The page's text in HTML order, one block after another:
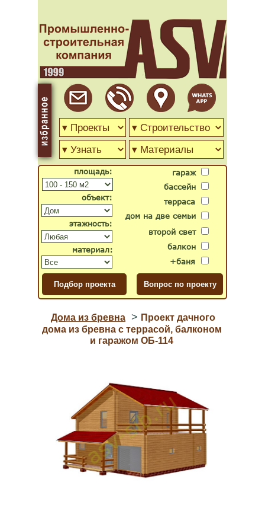
гараж
бассейн
второй свет
дом на две семьи
терраса
балкон
+баня
объект:
материал:
площадь:
этажность:
Дома из бревна > Проект дачного
дома из бревна с террасой, балконом
и гаражом ОБ-114